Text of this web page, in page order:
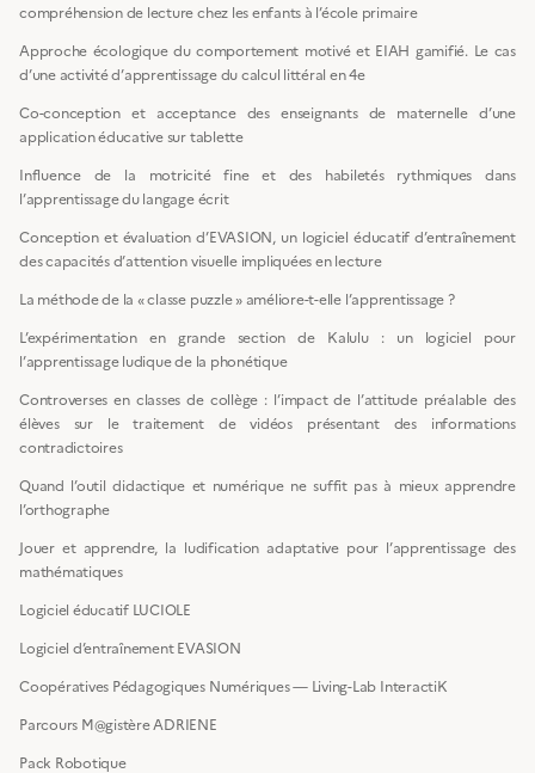
compréhension de lecture chez les enfants à l’école primaire
Approche écologique du comportement motivé et EIAH gamifié. Le cas
d’une activité d’apprentissage du calcul littéral en 4e
Co-conception et acceptance des enseignants de maternelle d’une
application éducative sur tablette
Influence de la motricité fine et des habiletés rythmiques dans
l’apprentissage du langage écrit
Conception et évaluation d’EVASION, un logiciel éducatif d’entraînement
des capacités d’attention visuelle impliquées en lecture
La méthode de la « classe puzzle » améliore-t-elle l’apprentissage ?
L’expérimentation en grande section de Kalulu : un logiciel pour
l’apprentissage ludique de la phonétique
Controverses en classes de collège : l’impact de l’attitude préalable des
élèves sur le traitement de vidéos présentant des informations
contradictoires
Quand l’outil didactique et numérique ne suffit pas à mieux apprendre
l’orthographe
Jouer et apprendre, la ludification adaptative pour l’apprentissage des
mathématiques
Logiciel éducatif LUCIOLE
Logiciel d’entraînement EVASION
Coopératives Pédagogiques Numériques — Living-Lab InteractiK
Parcours M@gistère ADRIENE
Pack Robotique